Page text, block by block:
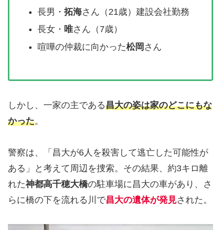
長男・ 拓海さん（21歳）建設会社勤務
長女・ 唯さん（7歳）
喧嘩の仲裁に向かった松岡 さん
しかし、一家の主である昌大の姿は家のどこにもな
かった。
警察は、「昌大が6人を殺害して逃亡した可能性が
ある」と考えて周辺を捜索。その結果、約3キロ離
れた神都高千穂大橋の駐車場に昌大の車があり、さ
らに橋の下を流れる川で昌大の遺体が発見された。